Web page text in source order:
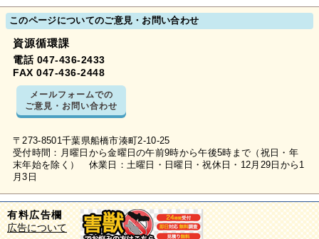
このページについてのご意見・お問い合わせ
資源循環課
電話 047-436-2433
FAX 047-436-2448
メールフォームでの
ご意見・お問い合わせ
〒273-8501千葉県船橋市湊町2-10-25
受付時間：月曜日から金曜日の午前9時から午後5時まで（祝日・年
末年始を除く） 休業日：土曜日・日曜日・祝休日・12月29日から1
月3日
有料広告欄
広告について